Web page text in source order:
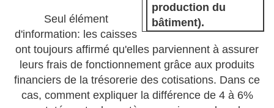
production du
bâtiment).
Seul élément
d'information: les caisses
ont toujours affirmé qu'elles parviennent à assurer
leurs frais de fonctionnement grâce aux produits
financiers de la trésorerie des cotisations. Dans ce
cas, comment expliquer la différence de 4 à 6%